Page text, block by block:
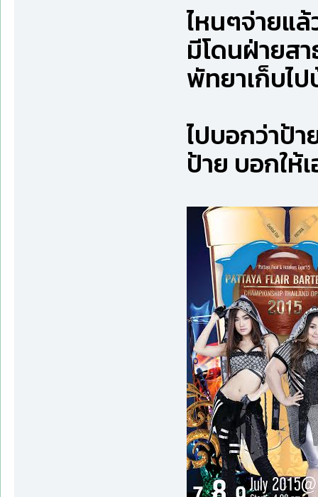
ไหนๆจ่ายแ
มีโดนฝ่ายส
พัทยาเก็บไ
ไปบอกว่าป้
ป้าย บอกให้